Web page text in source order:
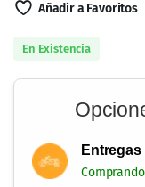
Añadir a Favoritos
En Existencia
Entregas